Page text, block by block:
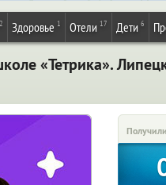
Здоровье 1 Отели 17 Дети 6
«Тетрика».